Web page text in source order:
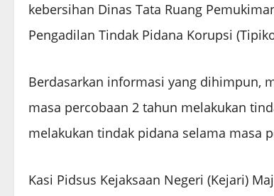
kebersihan Dinas Tata Ruang
Pengadilan Tindak Pidana Korupsi
Berdasarkan informasi yang dihimpun,
masa percobaan 2 tahun melakukan
melakukan tindak pidana selama masa
Kasi Pidsus Kejaksaan Negeri (Kejari)